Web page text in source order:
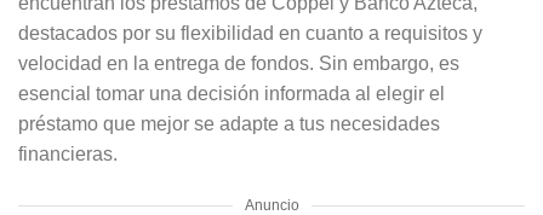
destacados por su flexibilidad en cuanto a requisitos y
velocidad en la entrega de fondos. Sin embargo, es
esencial tomar una decisión informada al elegir el
préstamo que mejor se adapte a tus necesidades
financieras.
Anuncio